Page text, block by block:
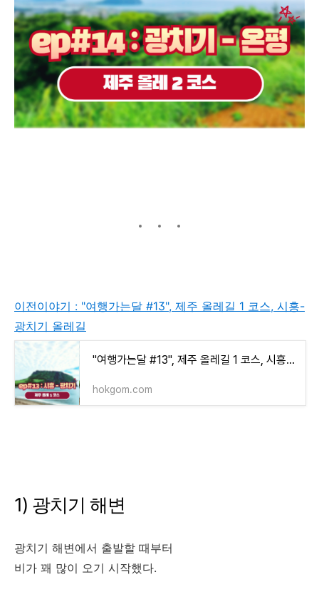
이전이야기 : "여행가는달 #13", 제주 올레길 1 코스, 시흥-
광치기 올레길
"여행가는달 #13", 제주 올레길 1 코스, 시흥-광치기 올레길
hokgom.com
1) 광치기 해변
광치기 해변에서 출발할 때부터
비가 꽤 많이 오기 시작했다.